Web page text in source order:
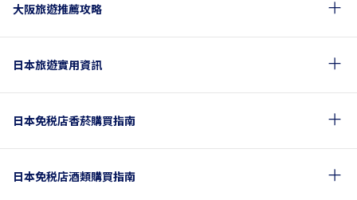
大阪旅遊推薦攻略
日本旅遊實用資訊
日本免税店香菸購買指南
日本免税店酒類購買指南